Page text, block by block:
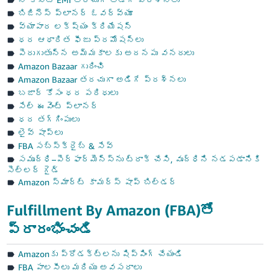
బిజినెస్ ప్లానర్ ఓవర్‌వ్యూ
వ్యాపార లక్ష్యం క్రియేషన్
ధర ఆధారిత ఫీజు ప్రమోషన్‌లు
పెరుగుతున్న అమ్మకాలకు అదనపు వనరులు
Amazon Bazaar గురించి
Amazon Bazaar తరచుగా అడిగే ప్రశ్నలు
బజార్ కోసం ధర పరిధులు
సేల్ ఈవెంట్ ప్లానర్
ధర తగ్గింపులు
లైవ్ షాప్‌లు
FBA సబ్‌స్క్రైబ్ & సేవ్
సమృద్ధి–పెర్‌ఫార్మెన్స్‌ను ట్రాక్ చేసి, వృద్ధిని నడపడానికి
సెల్లర్ గైడ్
Amazon స్మార్ట్ కామర్స్ షాప్ బిల్డర్
Fulfillment By Amazon (FBA)తో
ప్రారంభించండి
Amazonకు ప్రోడక్ట్‌లను షిప్పింగ్ చేయండి
FBA పాలసీలు మరియు అవసరాలు